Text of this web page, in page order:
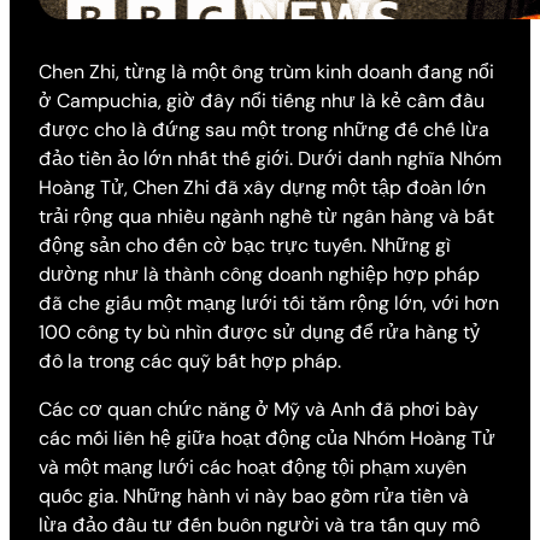
Chen Zhi, từng là một ông trùm kinh doanh đang nổi
ở Campuchia, giờ đây nổi tiếng như là kẻ cầm đầu
được cho là đứng sau một trong những đế chế lừa
đảo tiền ảo lớn nhất thế giới. Dưới danh nghĩa Nhóm
Hoàng Tử, Chen Zhi đã xây dựng một tập đoàn lớn
trải rộng qua nhiều ngành nghề từ ngân hàng và bất
động sản cho đến cờ bạc trực tuyến. Những gì
dường như là thành công doanh nghiệp hợp pháp
đã che giấu một mạng lưới tối tăm rộng lớn, với hơn
100 công ty bù nhìn được sử dụng để rửa hàng tỷ
đô la trong các quỹ bất hợp pháp.
Các cơ quan chức năng ở Mỹ và Anh đã phơi bày
các mối liên hệ giữa hoạt động của Nhóm Hoàng Tử
và một mạng lưới các hoạt động tội phạm xuyên
quốc gia. Những hành vi này bao gồm rửa tiền và
lừa đảo đầu tư đến buôn người và tra tấn quy mô